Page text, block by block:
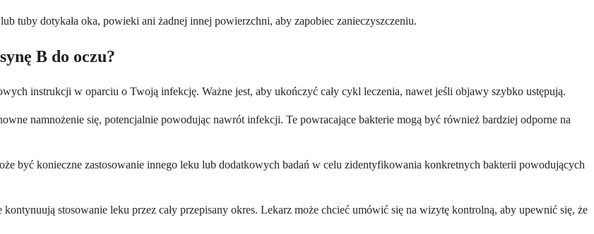
tuby dotykała oka, powieki ani żadnej innej powierzchni, aby zapobiec zanieczyszczeniu.
B do oczu?
instrukcji w oparciu o Twoją infekcję. Ważne jest, aby ukończyć cały cykl leczenia, nawet jeśli objawy szybko ustępują.
namnożenie się, potencjalnie powodując nawrót infekcji. Te powracające bakterie mogą być również bardziej odporne na
być konieczne zastosowanie innego leku lub dodatkowych badań w celu zidentyfikowania konkretnych bakterii powodujących
stosowanie leku przez cały przepisany okres. Lekarz może chcieć umówić się na wizytę kontrolną, aby upewnić się, że